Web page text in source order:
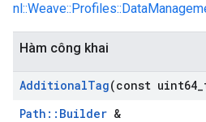
Hàm công khai
AdditionalTag(const uint64
Path::Builder &